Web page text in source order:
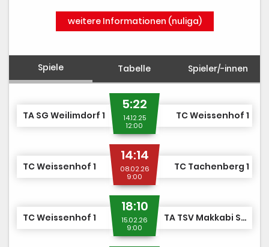
weitere Informationen (nuliga)
Spiele Tabelle Spieler/-innen
TA SG Weilimdorf 1
5:22
14.12.25
12:00
TC Weissenhof 1
TC Weissenhof 1
14:14
08.02.26
9:00
TC Tachenberg 1
TC Weissenhof 1
18:10
15.02.26
9:00
TA TSV Makkabi Stuttgart 1